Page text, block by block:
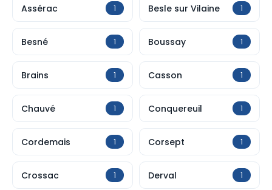
Assérac 1 Besle sur Vilaine 1
Besné 1 Boussay 1
Brains 1 Casson 1
Chauvé 1 Conquereuil 1
Cordemais 1 Corsept 1
Crossac 1 Derval 1